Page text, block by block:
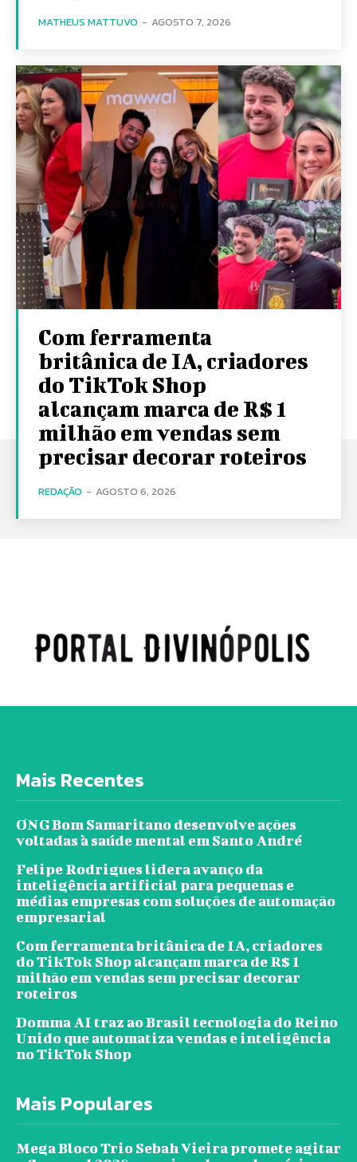
MATHEUS MATTUVO - AGOSTO 7, 2026
Com ferramenta
britânica de IA, criadores
do TikTok Shop
alcançam marca de R$ 1
milhão em vendas sem
precisar decorar roteiros
REDAÇÃO - AGOSTO 6, 2026
Mais Recentes
ONG Bom Samaritano desenvolve ações
voltadas à saúde mental em Santo André
Felipe Rodrigues lidera avanço da
inteligência artificial para pequenas e
médias empresas com soluções de automação
empresarial
Com ferramenta britânica de IA, criadores
do TikTok Shop alcançam marca de R$ 1
milhão em vendas sem precisar decorar
roteiros
Domma AI traz ao Brasil tecnologia do Reino
Unido que automatiza vendas e inteligência
no TikTok Shop
Mais Populares
Mega Bloco Trio Sebah Vieira promete agitar